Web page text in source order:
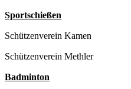
Sportschießen
Schützenverein Kamen
Schützenverein Methler
Badminton